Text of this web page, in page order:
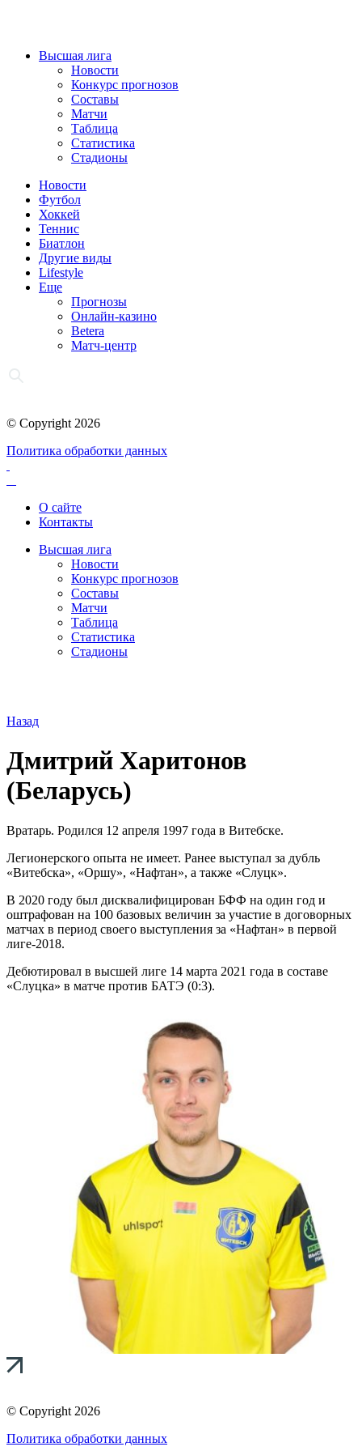
Высшая лига
Новости
Конкурс прогнозов
Составы
Матчи
Таблица
Статистика
Стадионы
Новости
Футбол
Хоккей
Теннис
Биатлон
Другие виды
Lifestyle
Еще
Прогнозы
Онлайн-казино
Betera
Матч-центр
© Copyright 2026
Политика обработки данных
О сайте
Контакты
Высшая лига
Новости
Конкурс прогнозов
Составы
Матчи
Таблица
Статистика
Стадионы
Назад
Дмитрий Харитонов
(Беларусь)
Вратарь. Родился 12 апреля 1997 года в Витебске.
Легионерского опыта не имеет. Ранее выступал за дубль
«Витебска», «Оршу», «Нафтан», а также «Слуцк».
В 2020 году был дисквалифицирован БФФ на один год и
оштрафован на 100 базовых величин за участие в договорных
матчах в период своего выступления за «Нафтан» в первой
лиге-2018.
Дебютировал в высшей лиге 14 марта 2021 года в составе
«Слуцка» в матче против БАТЭ (0:3).
© Copyright 2026
Политика обработки данных